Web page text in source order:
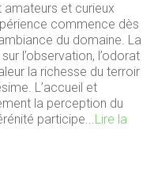
amateurs et curieux
commence dès
du domaine. La
l’observation, l’odorat
la richesse du terroir
L’accueil et
la perception du
participe...Lire la